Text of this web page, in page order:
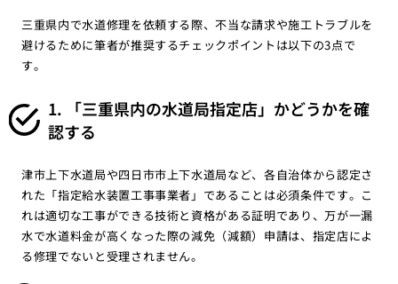
三重県内で水道修理を依頼する際、不当な請求や施工トラブルを
避けるために筆者が推奨するチェックポイントは以下の3点で
す。
1. 「三重県内の水道局指定店」かどうかを確
認する
津市上下水道局や四日市市上下水道局など、各自治体から認定さ
れた「指定給水装置工事事業者」であることは必須条件です。こ
れは適切な工事ができる技術と資格がある証明であり、万が一漏
水で水道料金が高くなった際の減免（減額）申請は、指定店によ
る修理でないと受理されません。